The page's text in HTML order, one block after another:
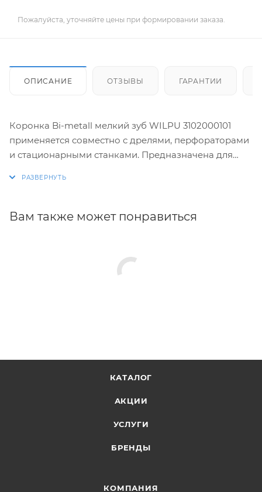
Пожалуйста, уточняйте цены при формировании заказа.
ОПИСАНИЕ ОТЗЫВЫ ГАРАНТИИ
Коронка Bi-metall мелкий зуб WILPU 3102000101
применяется совместно с дрелями, перфораторами
и стационарными станками. Предназначена для
содержанием кобальта. Коронка обладает
даёт усиленный захват материала и обеспечивает
оптимальный отвод продуктов пиления.
Вам также может понравиться
КАТАЛОГ
АКЦИИ
УСЛУГИ
БРЕНДЫ
КОМПАНИЯ